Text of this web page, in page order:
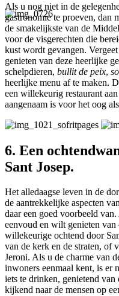
Als u nog niet in de
gastronomie te proeven, dan
de smakelijkste van de
voor de visgerechten die
kust wordt gevangen.
genieten van deze heerlijke
schelpdieren, bullit de peix,
heerlijke menu af te maken.
een willekeurig restaurant
aangenaam is voor het oog
6. Een
Sant Josep.
Het alledaagse leven in de
de aantrekkelijke aspecten
daar een goed voorbeeld
eenvoud en wilt genieten van
willekeurige ochtend door
van de kerk en de straten, of
Jeroni. Als u de charme van
inwoners eenmaal kent, is er
iets te drinken, genietend
kijkend naar de mensen op